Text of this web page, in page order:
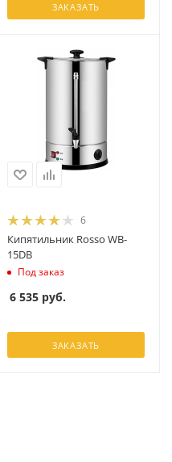
ЗАКАЗАТЬ
6
Кипятильник Rosso WB-
15DB
Под заказ
6 535 руб.
ЗАКАЗАТЬ